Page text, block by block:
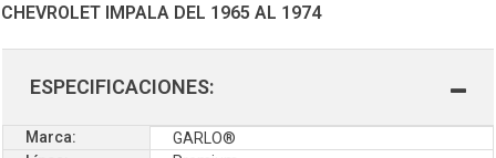
CHEVROLET IMPALA DEL 1965 AL 1974
ESPECIFICACIONES:
Marca:
GARLO®